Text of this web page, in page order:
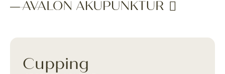
Cupping